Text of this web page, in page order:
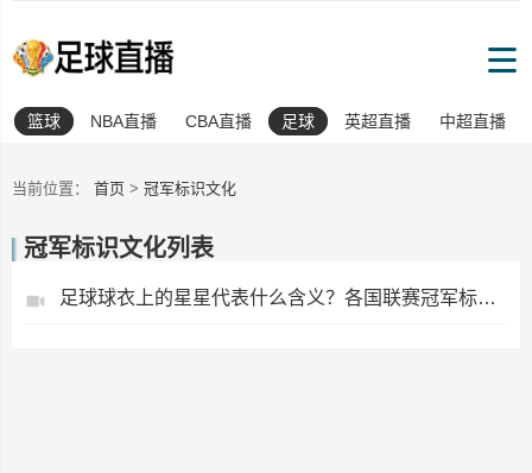
篮球 NBA直播 CBA直播 足球 英超直播 中超直播
当前位置： 首页 > 冠军标识文化
冠军标识文化列表
足球球衣上的星星代表什么含义？各国联赛冠军标识文化科普